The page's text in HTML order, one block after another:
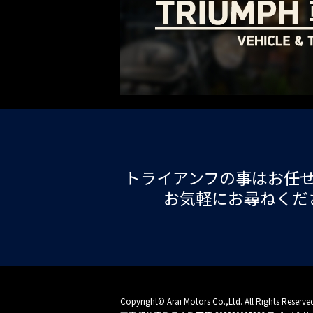
トライアンフの事はお任
お気軽にお尋ねく
Copyright© Arai Motors Co.,Ltd. All Rights